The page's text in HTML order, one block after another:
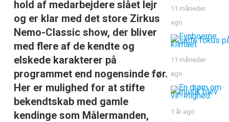
hold af medarbejdere slået lejr
og er klar med det store Zirkus
Nemo-Classic show, der bliver
med flere af de kendte og
elskede karakterer på
programmet end nogensinde før.
Her er mulighed for at stifte
bekendtskab med gamle
kendinge som Målermanden,
11 måneder
ago
11 måneder
ago
1 år ago